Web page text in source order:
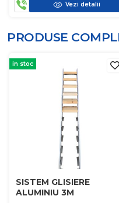
Vezi detalii
PRODUSE
in stoc
SISTEM GLISIERE
ALUMINIU 3M